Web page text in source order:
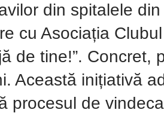
din spitalele
cu Asociația
de tine!”.
Această inițiativă
procesul de